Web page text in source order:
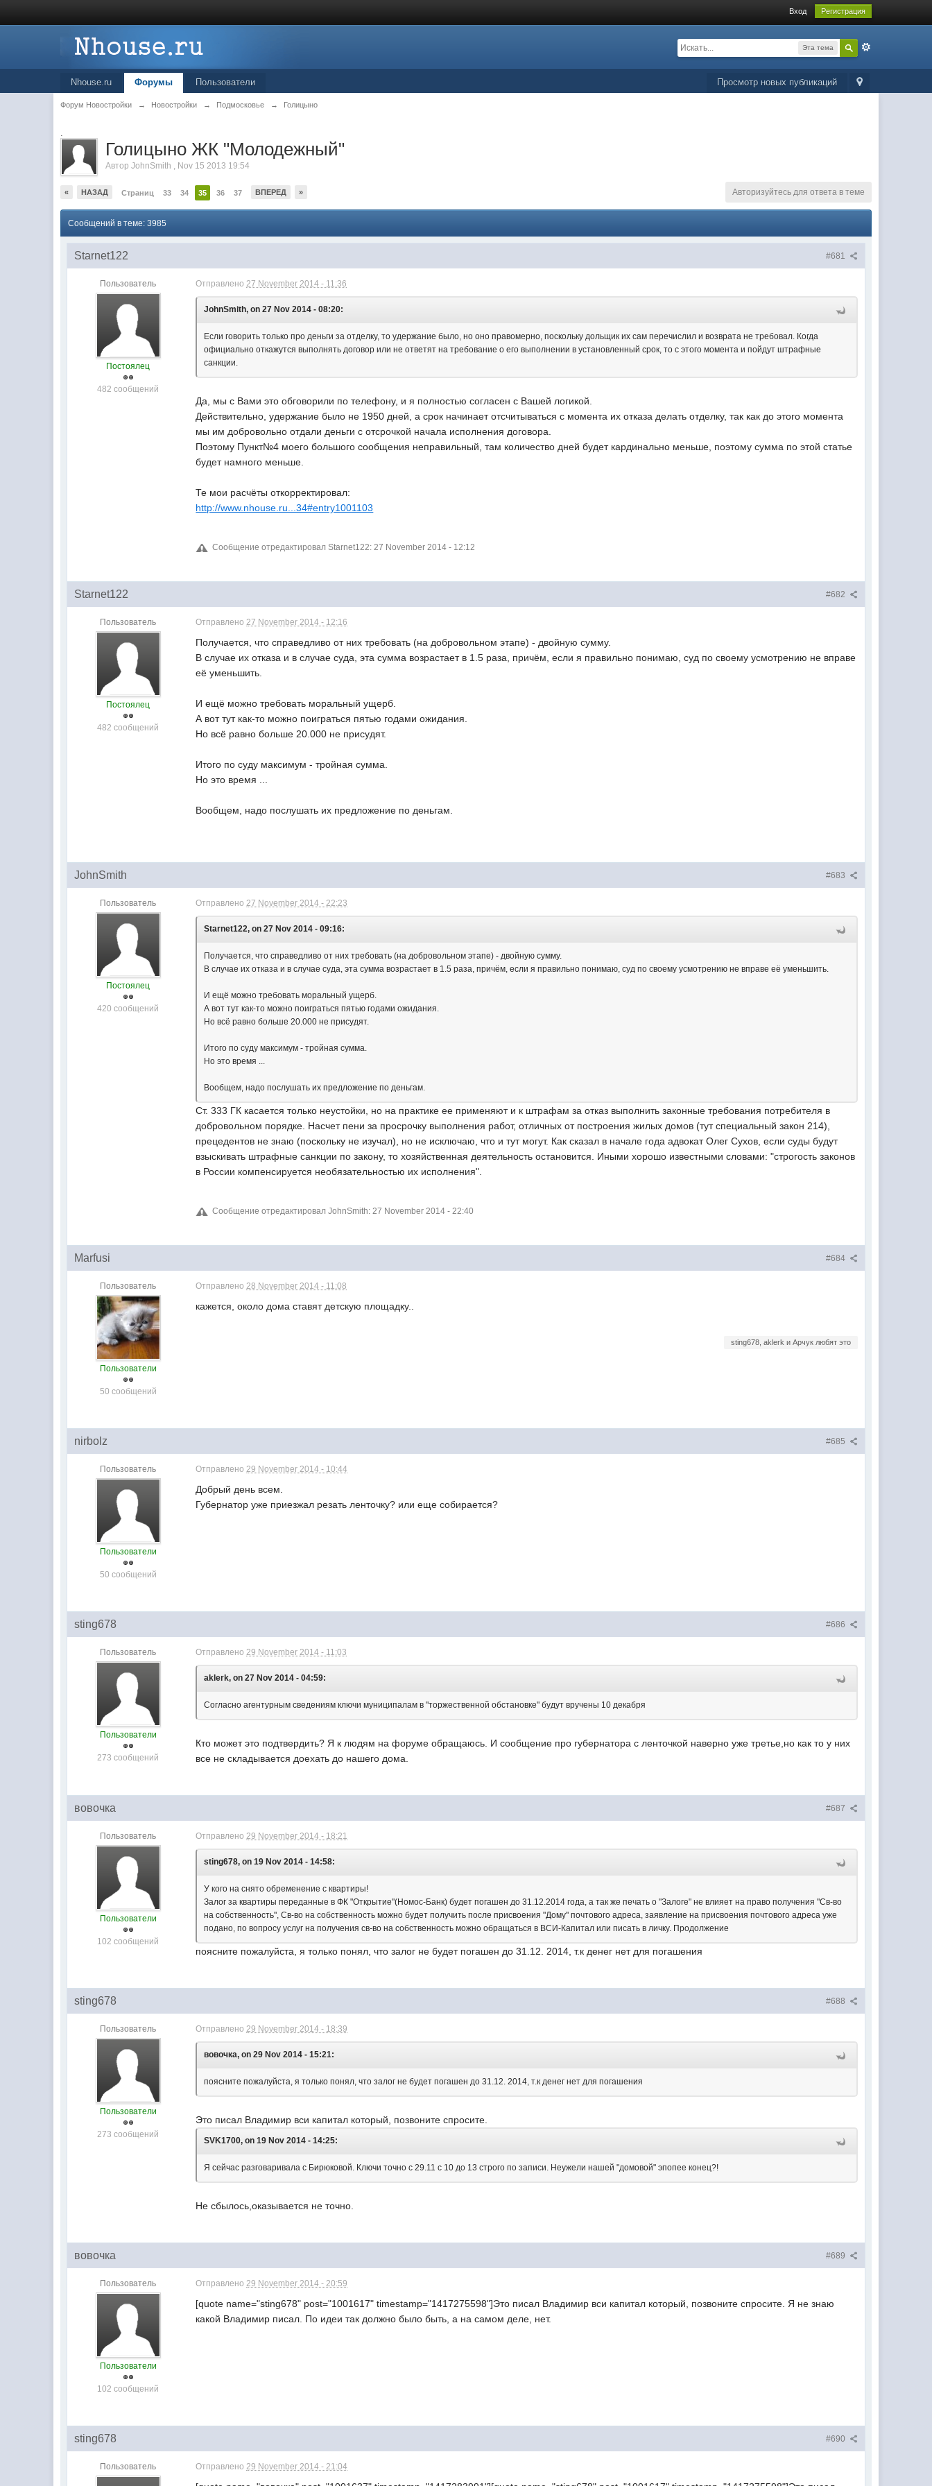
Вход Регистрация
Эта тема
Просмотр новых публикаций
Nhouse.ru Форумы Пользователи
Форум Новостройки → Новостройки → Подмосковье → Голицыно
.
Голицыно ЖК "Молодежный"
АвторJohnSmith , Nov 15 2013 19:54
« НАЗАД Страниц 33 34 35 36 37 ВПЕРЕД » Авторизуйтесь для ответа в теме
Сообщений в теме: 3985
#681
Starnet122
Пользователь
Постоялец
482 сообщений
Отправлено27 November 2014 - 11:36
JohnSmith, on 27 Nov 2014 - 08:20:
Если говорить только про деньги за отделку, то удержание было, но оно правомерно, поскольку дольщик их сам перечислил и возврата не требовал. Когда
официально откажутся выполнять договор или не ответят на требование о его выполнении в установленный срок, то с этого момента и пойдут штрафные
санкции.
Да, мы с Вами это обговорили по телефону, и я полностью согласен с Вашей логикой.
Действительно, удержание было не 1950 дней, а срок начинает отсчитываться с момента их отказа делать отделку, так как до этого момента
мы им добровольно отдали деньги с отсрочкой начала исполнения договора.
Поэтому Пункт№4 моего большого сообщения неправильный, там количество дней будет кардинально меньше, поэтому сумма по этой статье
будет намного меньше.
Те мои расчёты откорректировал:
http://www.nhouse.ru...34#entry1001103
Сообщение отредактировал Starnet122: 27 November 2014 - 12:12
#682
Starnet122
Пользователь
Постоялец
482 сообщений
Отправлено27 November 2014 - 12:16
Получается, что справедливо от них требовать (на добровольном этапе) - двойную сумму.
В случае их отказа и в случае суда, эта сумма возрастает в 1.5 раза, причём, если я правильно понимаю, суд по своему усмотрению не вправе
её уменьшить.
И ещё можно требовать моральный ущерб.
А вот тут как-то можно поиграться пятью годами ожидания.
Но всё равно больше 20.000 не присудят.
Итого по суду максимум - тройная сумма.
Но это время ...
Вообщем, надо послушать их предложение по деньгам.
#683
JohnSmith
Пользователь
Постоялец
420 сообщений
Отправлено27 November 2014 - 22:23
Starnet122, on 27 Nov 2014 - 09:16:
Получается, что справедливо от них требовать (на добровольном этапе) - двойную сумму.
В случае их отказа и в случае суда, эта сумма возрастает в 1.5 раза, причём, если я правильно понимаю, суд по своему усмотрению не вправе её уменьшить.
И ещё можно требовать моральный ущерб.
А вот тут как-то можно поиграться пятью годами ожидания.
Но всё равно больше 20.000 не присудят.
Итого по суду максимум - тройная сумма.
Но это время ...
Вообщем, надо послушать их предложение по деньгам.
Ст. 333 ГК касается только неустойки, но на практике ее применяют и к штрафам за отказ выполнить законные требования потребителя в
добровольном порядке. Насчет пени за просрочку выполнения работ, отличных от построения жилых домов (тут специальный закон 214),
прецедентов не знаю (поскольку не изучал), но не исключаю, что и тут могут. Как сказал в начале года адвокат Олег Сухов, если суды будут
взыскивать штрафные санкции по закону, то хозяйственная деятельность остановится. Иными хорошо известными словами: "строгость законов
в России компенсируется необязательностью их исполнения".
Сообщение отредактировал JohnSmith: 27 November 2014 - 22:40
#684
Marfusi
Пользователь
Пользователи
50 сообщений
Отправлено28 November 2014 - 11:08
кажется, около дома ставят детскую площадку..
sting678, aklerk и Арчук любят это
#685
nirbolz
Пользователь
Пользователи
50 сообщений
Отправлено29 November 2014 - 10:44
Добрый день всем.
Губернатор уже приезжал резать ленточку? или еще собирается?
#686
sting678
Пользователь
Пользователи
273 сообщений
Отправлено29 November 2014 - 11:03
aklerk, on 27 Nov 2014 - 04:59:
Согласно агентурным сведениям ключи муниципалам в "торжественной обстановке" будут вручены 10 декабря
Кто может это подтвердить? Я к людям на форуме обращаюсь. И сообщение про губернатора с ленточкой наверно уже третье,но как то у них
все не складывается доехать до нашего дома.
#687
вовочка
Пользователь
Пользователи
102 сообщений
Отправлено29 November 2014 - 18:21
sting678, on 19 Nov 2014 - 14:58:
У кого на снято обременение с квартиры!
Залог за квартиры переданные в ФК "Открытие"(Номос-Банк) будет погашен до 31.12.2014 года, а так же печать о "Залоге" не влияет на право получения "Св-во
на собственность", Св-во на собственность можно будет получить после присвоения "Дому" почтового адреса, заявление на присвоения почтового адреса уже
подано, по вопросу услуг на получения св-во на собственность можно обращаться в ВСИ-Капитал или писать в личку. Продолжение
поясните пожалуйста, я только понял, что залог не будет погашен до 31.12. 2014, т.к денег нет для погашения
#688
sting678
Пользователь
Пользователи
273 сообщений
Отправлено29 November 2014 - 18:39
вовочка, on 29 Nov 2014 - 15:21:
поясните пожалуйста, я только понял, что залог не будет погашен до 31.12. 2014, т.к денег нет для погашения
Это писал Владимир вси капитал который, позвоните спросите.
SVK1700, on 19 Nov 2014 - 14:25:
Я сейчас разговаривала с Бирюковой. Ключи точно с 29.11 с 10 до 13 строго по записи. Неужели нашей "домовой" эпопее конец?!
Не сбылось,оказывается не точно.
#689
вовочка
Пользователь
Пользователи
102 сообщений
Отправлено29 November 2014 - 20:59
[quote name="sting678" post="1001617" timestamp="1417275598"]Это писал Владимир вси капитал который, позвоните спросите. Я не знаю
какой Владимир писал. По идеи так должно было быть, а на самом деле, нет.
#690
sting678
Пользователь Отправлено29 November 2014 - 21:04